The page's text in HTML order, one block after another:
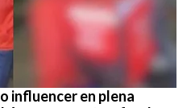
influencer en plena